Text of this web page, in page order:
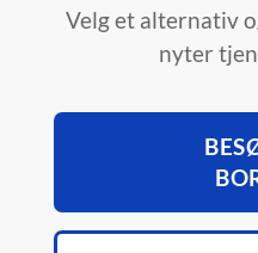
Velg et alternativ
nyter